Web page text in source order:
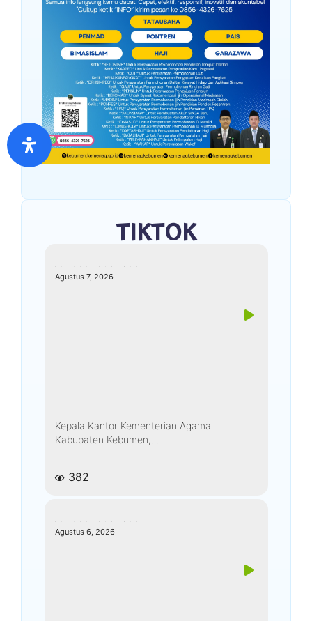
TIKTOK
Agustus 7, 2026
Kepala Kantor Kementerian Agama
Kabupaten Kebumen,...
382
Agustus 6, 2026